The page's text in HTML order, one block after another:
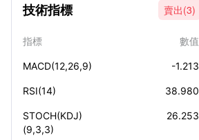
技術指標 賣出(3)
指標 數值
MACD(12,26,9) -1.213
RSI(14) 38.980
STOCH(KDJ)
(9,3,3)
26.253